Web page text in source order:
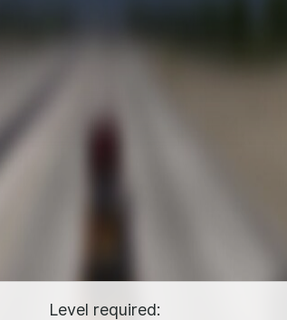
Level required: